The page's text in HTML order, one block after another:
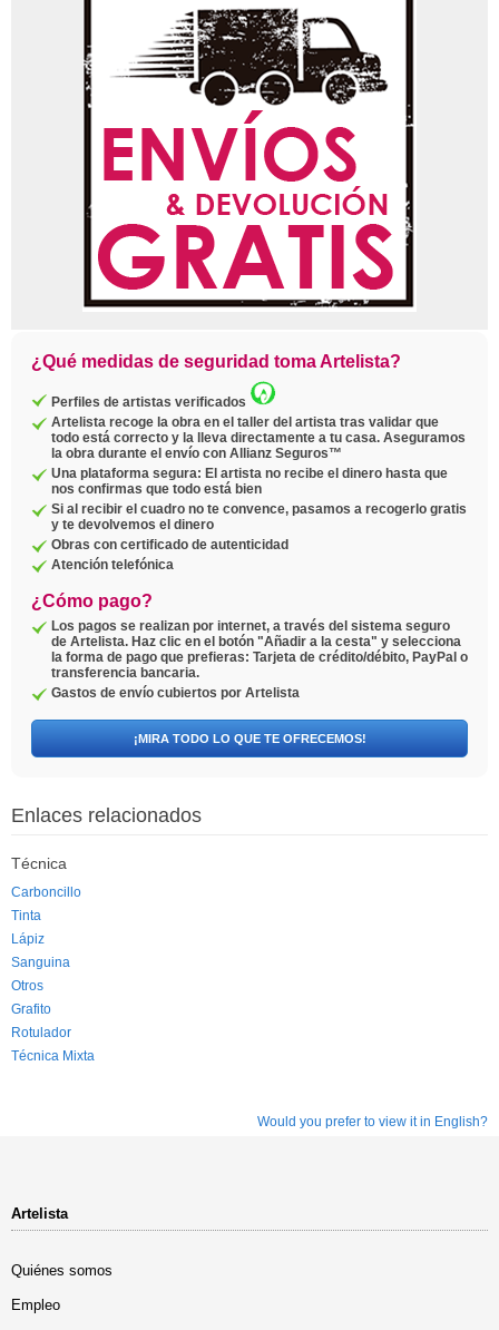
¿Qué medidas de seguridad toma Artelista?
Perfiles de artistas verificados
Artelista recoge la obra en el taller del artista tras validar que
todo está correcto y la lleva directamente a tu casa. Aseguramos
la obra durante el envío con Allianz Seguros™
Una plataforma segura: El artista no recibe el dinero hasta que
nos confirmas que todo está bien
Si al recibir el cuadro no te convence, pasamos a recogerlo gratis
y te devolvemos el dinero
Obras con certificado de autenticidad
Atención telefónica
¿Cómo pago?
Los pagos se realizan por internet, a través del sistema seguro
de Artelista. Haz clic en el botón "Añadir a la cesta" y selecciona
la forma de pago que prefieras: Tarjeta de crédito/débito, PayPal o
transferencia bancaria.
Gastos de envío cubiertos por Artelista
¡MIRA TODO LO QUE TE OFRECEMOS!
Enlaces relacionados
Técnica
Carboncillo
Tinta
Lápiz
Sanguina
Otros
Grafito
Rotulador
Técnica Mixta
Would you prefer to view it in English?
Artelista
Quiénes somos
Empleo